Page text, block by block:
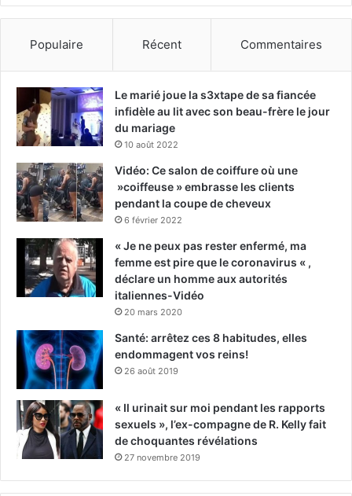
Populaire Récent Commentaires
Le marié joue la s3xtape de sa fiancée
infidèle au lit avec son beau-frère le jour
du mariage
10 août 2022
Vidéo: Ce salon de coiffure où une
»coiffeuse » embrasse les clients
pendant la coupe de cheveux
6 février 2022
« Je ne peux pas rester enfermé, ma
femme est pire que le coronavirus « ,
déclare un homme aux autorités
italiennes-Vidéo
20 mars 2020
Santé: arrêtez ces 8 habitudes, elles
endommagent vos reins!
26 août 2019
« Il urinait sur moi pendant les rapports
sexuels », l’ex-compagne de R. Kelly fait
de choquantes révélations
27 novembre 2019